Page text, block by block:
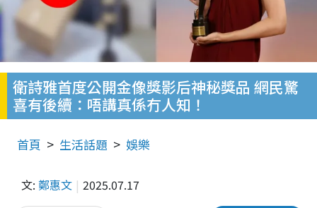
衛詩雅首度公開金像獎影后神秘獎品 網民驚
喜有後續：唔講真係冇人知！
首頁 生活話題 娛樂
文: 鄭惠文 2025.07.17